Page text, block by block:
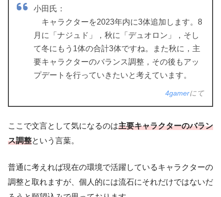
小田氏：
キャラクターを2023年内に3体追加します。8
月に「ナジュド」，秋に「デュオロン」，そし
て冬にもう1体の合計3体ですね。また秋に，主
要キャラクターのバランス調整，その後もアッ
プデートを行っていきたいと考えています。
4gamerにて
ここで文言として気になるのは主要キャラクターのバラン
ス調整という言葉。
普通に考えれば現在の環境で活躍しているキャラクターの
調整と取れますが、個人的には流石にそれだけではないだ